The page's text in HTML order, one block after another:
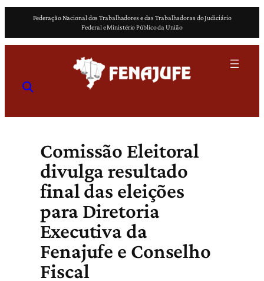
o
Federação Nacional dos Trabalhadores e das Trabalhadoras do Judiciário
Federal e Ministério Público da União
Comissão Eleitoral
divulga resultado
final das eleições
para Diretoria
Executiva da
Fenajufe e Conselho
Fiscal